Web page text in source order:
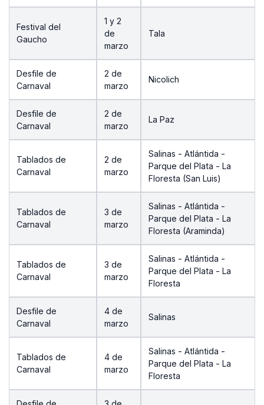
Festival del
Gaucho
1 y 2
de
marzo
Tala
Desfile de
Carnaval
2 de
marzo
Nicolich
Desfile de
Carnaval
2 de
marzo
La Paz
Tablados de
Carnaval
2 de
marzo
Salinas - Atlántida -
Parque del Plata - La
Floresta (San Luis)
Tablados de
Carnaval
3 de
marzo
Salinas - Atlántida -
Parque del Plata - La
Floresta (Araminda)
Tablados de
Carnaval
3 de
marzo
Salinas - Atlántida -
Parque del Plata - La
Floresta
Desfile de
Carnaval
4 de
marzo
Salinas
Tablados de
Carnaval
4 de
marzo
Salinas - Atlántida -
Parque del Plata - La
Floresta